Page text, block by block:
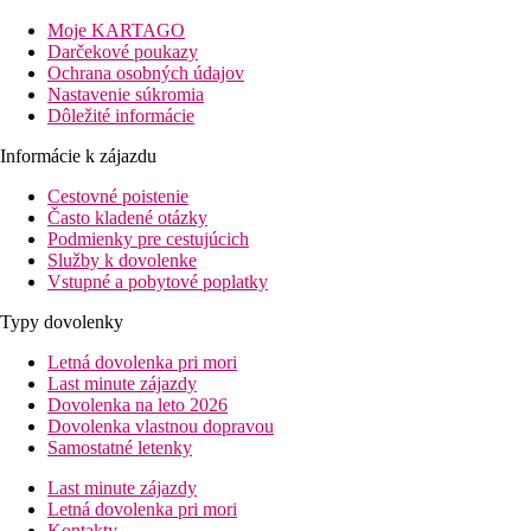
pláže: 200 m
letisko: 75 km Olbia
centrá: 5 km Badesi
nákupných možností: 0 mv hoteli
Dvojposteľová izba, Classic
klimatizácia
TV/sat.
trezor
minichladnička
set na prípravu kávy a čaju
vstupná hala s recepciou
reštaurácia
bary
bazény (centrálny bazén so šmykľavkami, lehátka a
terasa na opaľovanie
športový areál
minimarket
Moje KARTAGO
Darčekové poukazy
Ochrana osobných údajov
Nastavenie súkromia
Dôležité informácie
Informácie k zájazdu
Cestovné poistenie
Často kladené otázky
Podmienky pre cestujúcich
Služby k dovolenke
Vstupné a pobytové poplatky
Typy dovolenky
Letná dovolenka pri mori
Last minute zájazdy
Dovolenka na leto 2026
Dovolenka vlastnou dopravou
Samostatné letenky
Last minute zájazdy
Letná dovolenka pri mori